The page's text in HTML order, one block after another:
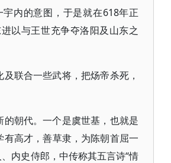
内的意图，于是就在618年正
以与王世充争夺洛阳及山东之
联合一些武将，把炀帝杀死，
朝代。一个是虞世基，也就是
高才，善草隶，为陈朝首屈一
内史侍郎，中传称其五言诗“情